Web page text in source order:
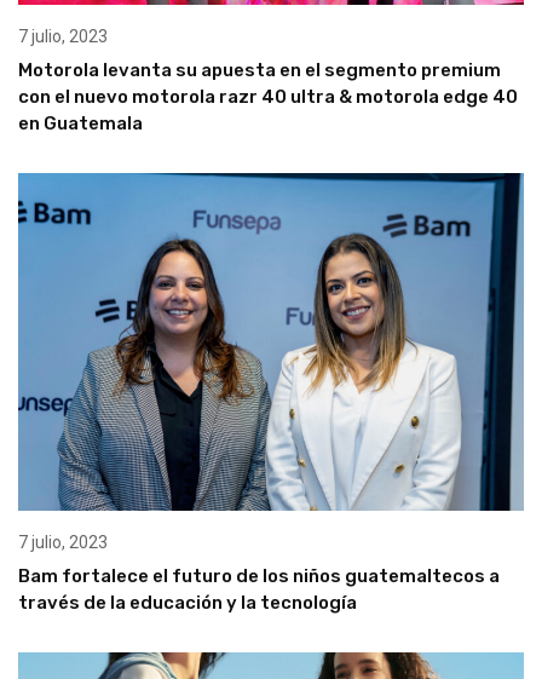
7 julio, 2023
Motorola levanta su apuesta en el segmento premium
con el nuevo motorola razr 40 ultra & motorola edge 40
en Guatemala
7 julio, 2023
Bam fortalece el futuro de los niños guatemaltecos a
través de la educación y la tecnología